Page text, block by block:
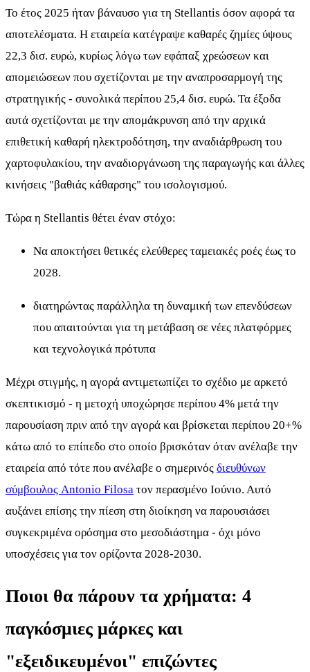
Το έτος 2025 ήταν βάναυσο για τη Stellantis όσον αφορά τα
αποτελέσματα. Η εταιρεία κατέγραψε καθαρές ζημίες ύψους
22,3 δισ. ευρώ, κυρίως λόγω των εφάπαξ χρεώσεων και
απομειώσεων που σχετίζονται με την αναπροσαρμογή της
στρατηγικής - συνολικά περίπου 25,4 δισ. ευρώ. Τα έξοδα
αυτά σχετίζονται με την απομάκρυνση από την αρχικά
επιθετική καθαρή ηλεκτροδότηση, την αναδιάρθρωση του
χαρτοφυλακίου, την αναδιοργάνωση της παραγωγής και άλλες
κινήσεις "βαθιάς κάθαρσης" του ισολογισμού.
Τώρα η Stellantis θέτει έναν στόχο:
Να αποκτήσει θετικές ελεύθερες ταμειακές ροές έως το
2028.
διατηρώντας παράλληλα τη δυναμική των επενδύσεων
που απαιτούνται για τη μετάβαση σε νέες πλατφόρμες
και τεχνολογικά πρότυπα
Μέχρι στιγμής, η αγορά αντιμετωπίζει το σχέδιο με αρκετό
σκεπτικισμό - η μετοχή υποχώρησε περίπου 4% μετά την
παρουσίαση πριν από την αγορά και βρίσκεται περίπου 20+%
κάτω από το επίπεδο στο οποίο βρισκόταν όταν ανέλαβε την
εταιρεία από τότε που ανέλαβε ο σημερινός διευθύνων
σύμβουλος Antonio Filosa τον περασμένο Ιούνιο. Αυτό
αυξάνει επίσης την πίεση στη διοίκηση να παρουσιάσει
συγκεκριμένα ορόσημα στο μεσοδιάστημα - όχι μόνο
υποσχέσεις για τον ορίζοντα 2028-2030.
Ποιοι θα πάρουν τα χρήματα: 4
παγκόσμιες μάρκες και
"εξειδικευμένοι" επιζώντες